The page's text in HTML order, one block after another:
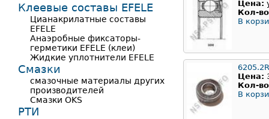
Цена:
Кол-
В
Цена:
Кол-
В
Клеевые составы EFELE
Цианакрилатные составы
EFELE
Анаэробные фиксаторы-
герметики EFELE (клеи)
Жидкие уплотнители EFELE
Смазки
смазочные материалы других
производителей
Смазки OKS
РТИ